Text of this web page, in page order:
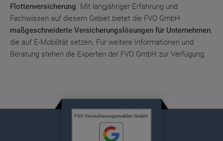
Flottenversicherung. Mit langjähriger Erfahrung und
Fachwissen auf diesem Gebiet bietet die FVO GmbH
maßgeschneiderte Versicherungslösungen für Unternehmen,
die auf E-Mobilität setzen. Für weitere Informationen und
Beratung stehen die Experten der FVO GmbH zur Verfügung.